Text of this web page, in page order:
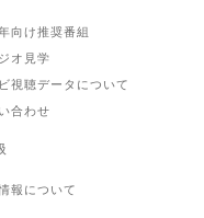
向け推奨番組
オ見学
視聴データについて
合わせ
報について